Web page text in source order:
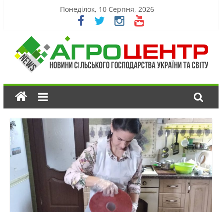
Понеділок, 10 Серпня, 2026